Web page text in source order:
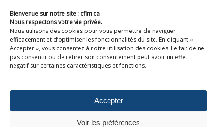
Bienvenue sur notre site : cfim.ca
Nous respectons votre vie privée.
Nous utilisons des cookies pour vous permettre de naviguer
efficacement et d’optimiser les fonctionnalités du site. En cliquant «
Accepter », vous consentez à notre utilisation des cookies. Le fait de ne
pas consentir ou de retirer son consentement peut avoir un effet
négatif sur certaines caractéristiques et fonctions.
Accepter
Voir les préférences
Devenir membre de CFIM
Suivez-nous